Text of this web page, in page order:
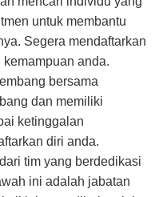
untuk membantu
Segera mendaftarkan
anda.
bersama
dan memiliki
ketinggalan
diri anda.
tim yang berdedikasi
ini adalah jabatan